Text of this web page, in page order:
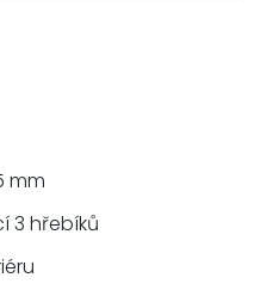
mm
3 hřebíků